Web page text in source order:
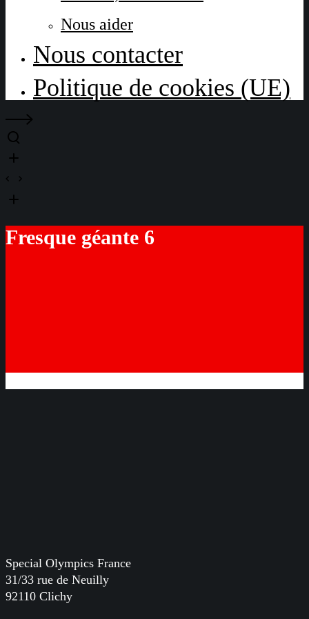
Nous aider
Nous contacter
Politique de cookies (UE)
Fresque géante 6
Special Olympics France
31/33 rue de Neuilly
92110 Clichy